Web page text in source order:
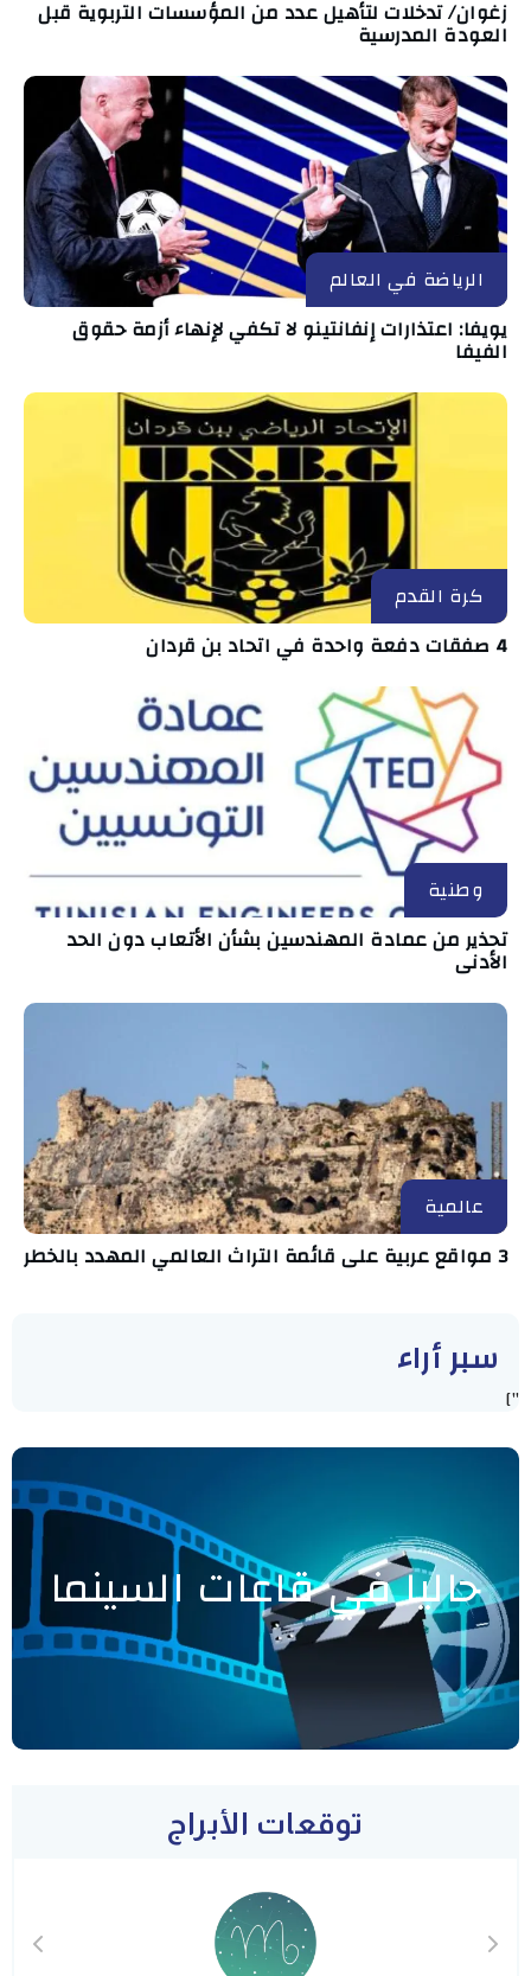
زغوان/ تدخلات لتأهيل عدد من المؤسسات التربوية قبل
العودة المدرسية
الرياضة في العالم
يويفا: اعتذارات إنفانتينو لا تكفي لإنهاء أزمة حقوق
الفيفا
كرة القدم
4 صفقات دفعة واحدة في اتحاد بن قردان
وطنية
تحذير من عمادة المهندسين بشأن الأتعاب دون الحد
الأدنى
عالمية
3 مواقع عربية على قائمة التراث العالمي المهدد بالخطر
سبر أراء
"]
حاليا في قاعات السينما
توقعات الأبراج